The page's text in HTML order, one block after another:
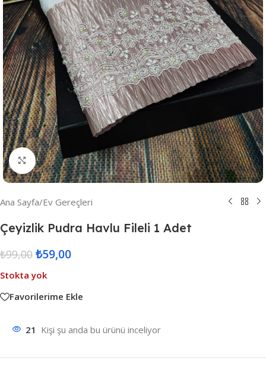
Resmi Büyüt
Ana Sayfa/Ev Gereçleri
Çeyizlik Pudra Havlu Fileli 1 Adet
₺99,00 ₺59,00
Stokta yok
Favorilerime Ekle
21 Kişi şu anda bu ürünü inceliyor